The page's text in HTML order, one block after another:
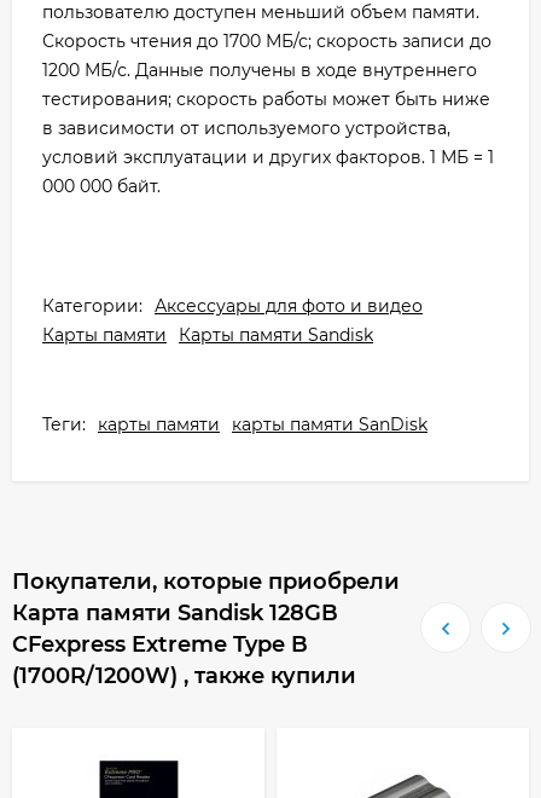
пользователю доступен меньший объем памяти.
Скорость чтения до 1700 МБ/с; скорость записи до
1200 МБ/с. Данные получены в ходе внутреннего
тестирования; скорость работы может быть ниже
в зависимости от используемого устройства,
условий эксплуатации и других факторов. 1 МБ = 1
000 000 байт.
Категории: Аксессуары для фото и видео
Карты памяти
Карты памяти Sandisk
Теги: карты памяти карты памяти SanDisk
Покупатели, которые приобрели
Карта памяти Sandisk 128GB
CFexpress Extreme Type B
(1700R/1200W) , также купили